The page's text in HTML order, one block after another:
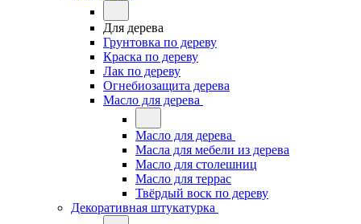
Для дерева
Грунтовка по дереву
Краска по дереву
Лак по дереву
Огнебиозащита дерева
Масло для дерева
Масло для дерева
Масла для мебели из дерева
Масло для столешниц
Масло для террас
Твёрдый воск по дереву
Декоративная штукатурка